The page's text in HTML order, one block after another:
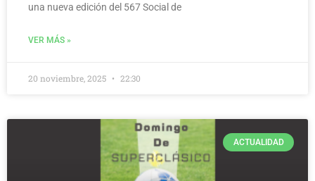
una nueva edición del 567 Social de
VER MÁS »
20 noviembre, 2025 22:30
ACTUALIDAD